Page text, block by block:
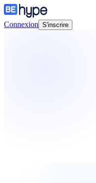
Connexion S'inscrire